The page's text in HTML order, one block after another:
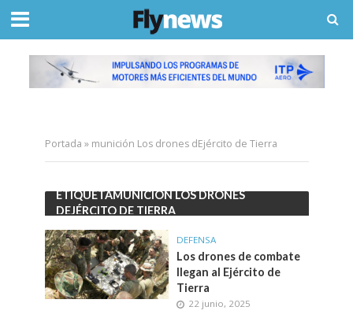
Portada » munición Los drones dEjército de Tierra
ETIQUETAMUNICIÓN LOS DRONES
DEJÉRCITO DE TIERRA
DEFENSA
Los drones de combate
llegan al Ejército de
Tierra
22 junio, 2025